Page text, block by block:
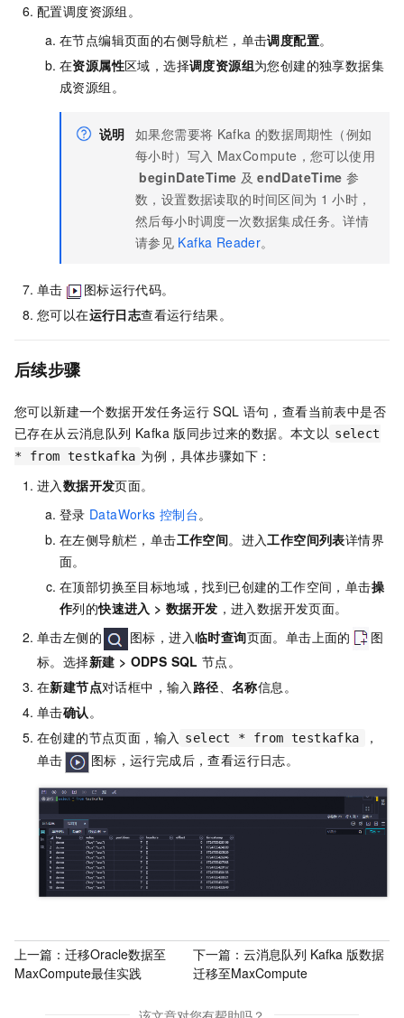
配置调度资源组。
在节点编辑页面的右侧导航栏，单击调度配置。
在资源属性区域，选择调度资源组为您创建的独享数据集
成资源组。
说明 如果您需要将 Kafka 的数据周期性（例如
每小时）写入 MaxCompute，您可以使用
beginDateTime 及 endDateTime 参
数，设置数据读取的时间区间为 1 小时，
然后每小时调度一次数据集成任务。详情
请参见 Kafka Reader。
单击
图标运行代码。
您可以在运行日志查看运行结果。
后续步骤
您可以新建一个数据开发任务运行 SQL 语句，查看当前表中是否
已存在从云消息队列 Kafka 版同步过来的数据。本文以 select
* from testkafka 为例，具体步骤如下：
进入 数据开发页面。
登录 DataWorks 控制台。
在左侧导航栏，单击工作空间。进入工作空间列表详情界
面。
在顶部切换至目标地域，找到已创建的工作空间，单击操
作列的快速进入 >数据开发 ，进入数据开发页面。
单击左侧的
图标，进入临时查询页面。单击上面的
图
标。选择新建 > ODPS SQL 节点。
在新建节点对话框中，输入 路径、名称信息。
单击确认。
在创建的节点页面，输入 select * from testkafka
，
单击
图标，运行完成后，查看运行日志。
上一篇： 迁移Oracle数据至
MaxCompute最佳实践
下一篇：云消息队列 Kafka 版数据
迁移至MaxCompute